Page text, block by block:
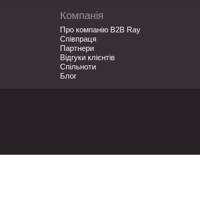
Компанія
Про компанію B2B Ray
Співпраця
Партнери
Відгуки клієнтів
Спільноти
Блог